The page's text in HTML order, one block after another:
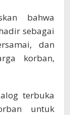
bahwa
sebagai
dan
korban,
terbuka
untuk